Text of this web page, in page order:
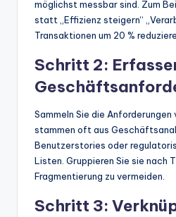
möglichst messbar sind. Zum
statt „Effizienz steigern“
Transaktionen um 20 %
Schritt 2:
Sammeln Sie die Anforderungen
stammen oft aus
Benutzerstories oder
Listen. Gruppieren Sie sie nach
Fragmentierung zu vermeiden.
Schritt 3: